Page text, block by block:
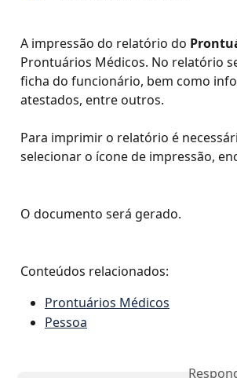
A impressão do relatório do
Prontuários Médicos. No relatório
ficha do funcionário, bem como
atestados, entre outros.
Para imprimir o relatório é
selecionar o ícone de impressão,
O documento será gerado.
Conteúdos relacionados:
Prontuários Médicos
Pessoa